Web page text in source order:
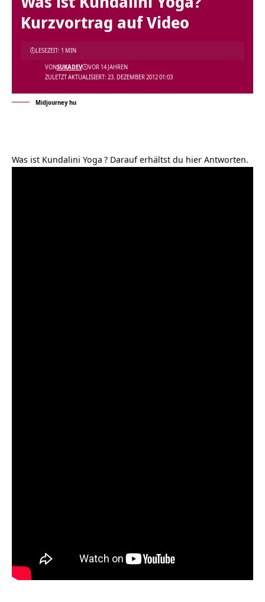
Kurzvortrag auf Video
ZULETZT AKTUALISIERT: 23. DEZEMBER 2012 01:03
VONSUKADEV VOR 14 JAHREN
LESEZEIT: 1 MIN
Midjourney hu
Was ist Kundalini Yoga ? Darauf erhältst du hier Antworten.